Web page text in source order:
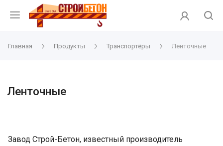
Главная Продукты Транспортёры Ленточные
Ленточные
Завод Строй-Бетон, известный производитель